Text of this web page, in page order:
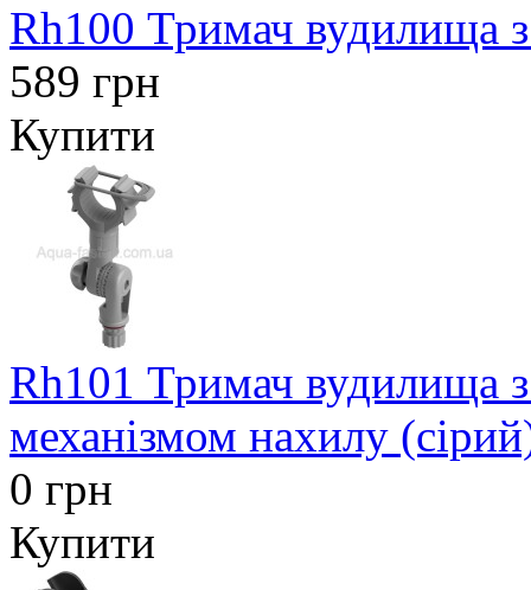
Rh100 Тримач вудилища
589 грн
Купити
Rh101 Тримач вудилища
механізмом нахилу
0 грн
Купити